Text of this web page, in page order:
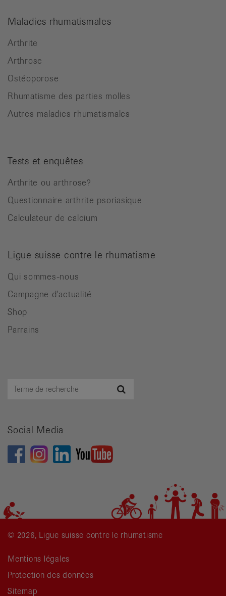
Maladies rhumatismales
Arthrite
Arthrose
Ostéoporose
Rhumatisme des parties molles
Autres maladies rhumatismales
Tests et enquêtes
Arthrite ou arthrose?
Questionnaire arthrite psoriasique
Calculateur de calcium
Ligue suisse contre le rhumatisme
Qui sommes-nous
Campagne d'actualité
Shop
Parrains
Terme
Social Media
© 2026, Ligue suisse contre le rhumatisme
Mentions légales
Protection des données
Sitemap